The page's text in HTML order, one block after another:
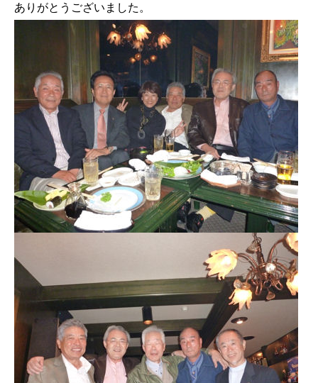
ありがとうございました。